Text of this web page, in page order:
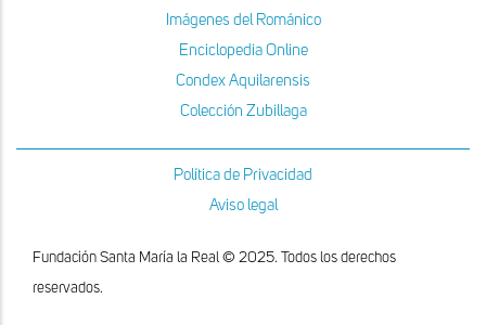
Imágenes del Románico
Enciclopedia Online
Condex Aquilarensis
Colección Zubillaga
Política de Privacidad
Aviso legal
Fundación Santa María la Real © 2025. Todos los derechos
reservados.